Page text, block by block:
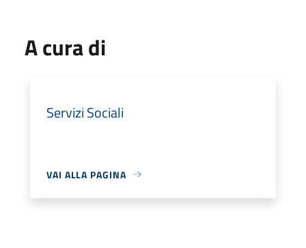
A cura di
Servizi Sociali
VAI ALLA PAGINA